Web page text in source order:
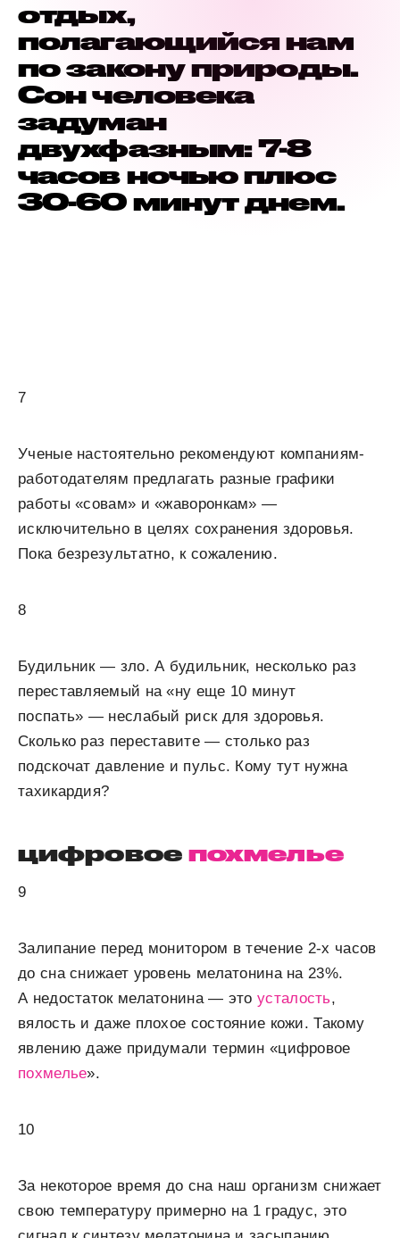
отдых,
полагающийся нам
по закону природы.
Сон человека
задуман
двухфазным: 7-8
часов ночью плюс
30-60 минут днем.
7
Ученые настоятельно рекомендуют компаниям-
работодателям предлагать разные графики
работы «совам» и «жаворонкам» —
исключительно в целях сохранения здоровья.
Пока безрезультатно, к сожалению.
8
Будильник — зло. А будильник, несколько раз
переставляемый на «ну еще 10 минут
поспать» — неслабый риск для здоровья.
Сколько раз переставите — столько раз
подскочат давление и пульс. Кому тут нужна
тахикардия?
цифровое похмелье
9
Залипание перед монитором в течение 2-х часов
до сна снижает уровень мелатонина на 23%.
А недостаток мелатонина — этоусталость,
вялость и даже плохое состояние кожи. Такому
явлению даже придумали термин «цифровое
похмелье».
10
За некоторое время до сна наш организм снижает
свою температуру примерно на 1 градус, это